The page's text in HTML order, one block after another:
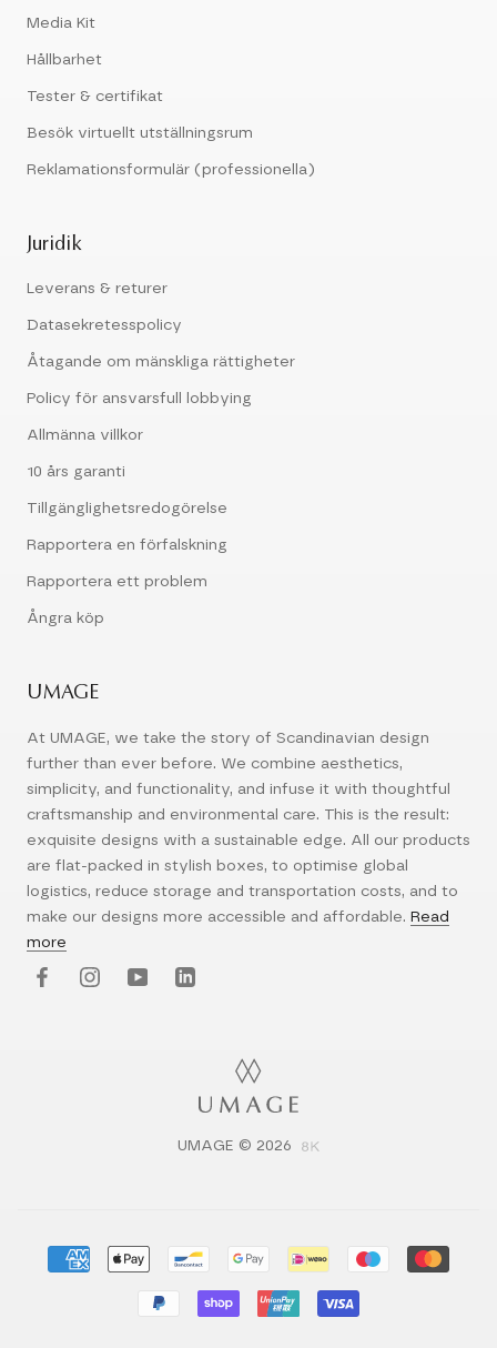
Media Kit
Hållbarhet
Tester & certifikat
Besök virtuellt utställningsrum
Reklamationsformulär (professionella)
Juridik
Leverans & returer
Datasekretesspolicy
Åtagande om mänskliga rättigheter
Policy för ansvarsfull lobbying
Allmänna villkor
10 års garanti
Tillgänglighetsredogörelse
Rapportera en förfalskning
Rapportera ett problem
Ångra köp
UMAGE
At UMAGE, we take the story of Scandinavian design
further than ever before. We combine aesthetics,
simplicity, and functionality, and infuse it with thoughtful
craftsmanship and environmental care. This is the result:
exquisite designs with a sustainable edge. All our products
are flat-packed in stylish boxes, to optimise global
logistics, reduce storage and transportation costs, and to
make our designs more accessible and affordable. Read
more
UMAGE © 2026